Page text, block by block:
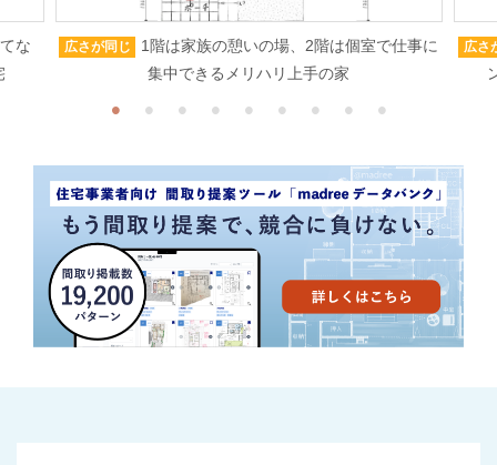
な
広さが同じ
1階は家族の憩いの場、2階は個室で仕事に
集中できるメリハリ上手の家
広さ